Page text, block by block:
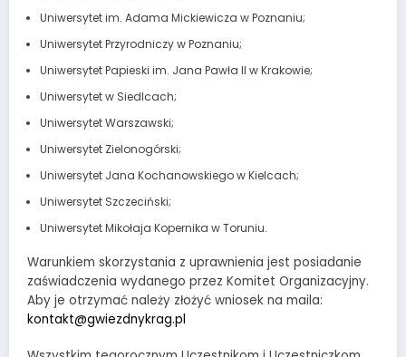
Uniwersytet im. Adama Mickiewicza w Poznaniu;
Uniwersytet Przyrodniczy w Poznaniu;
Uniwersytet Papieski im. Jana Pawła II w Krakowie;
Uniwersytet w Siedlcach;
Uniwersytet Warszawski;
Uniwersytet Zielonogórski;
Uniwersytet Jana Kochanowskiego w Kielcach;
Uniwersytet Szczeciński;
Uniwersytet Mikołaja Kopernika w Toruniu.
Warunkiem skorzystania z uprawnienia jest posiadanie
zaświadczenia wydanego przez Komitet Organizacyjny.
Aby je otrzymać należy złożyć wniosek na maila:
kontakt@gwiezdnykrag.pl